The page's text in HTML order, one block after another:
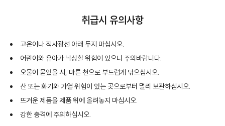
취급시 유의사항
고온이나 직사광선 아래 두지 마십시오.
어린이와 유아가 낙상할 위험이 있으니 주의바랍니다.
오물이 묻었을 시, 마른 천으로 부드럽게 닦으십시오.
산 또는 화기와 가열 위험이 있는 곳으로부터 멀리 보관하십시오.
뜨거운 제품을 제품 위에 올려놓지 마십시오.
강한 충격에 주의하십시오.